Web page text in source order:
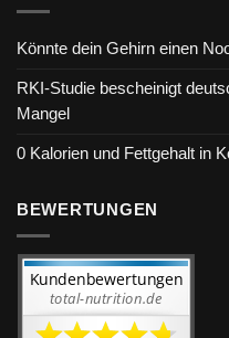
Könnte dein Gehirn einen
RKI-Studie bescheinigt
Mangel
0 Kalorien und Fettgehalt in
BEWERTUNGEN